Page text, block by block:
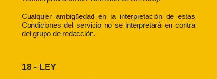
Cualquier ambigüedad en la interpretación de estas
Condiciones del servicio no se interpretará en contra
del grupo de redacción.
18 - LEY